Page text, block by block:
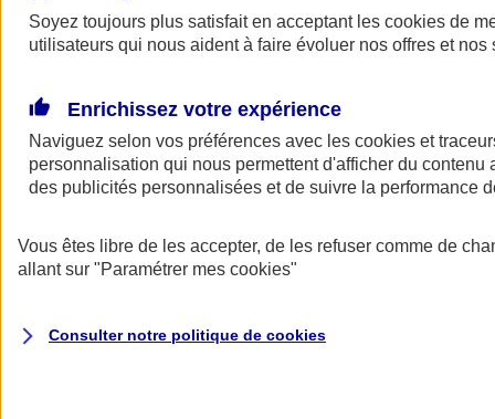
AXA Assurance
Soyez toujours plus satisfait en acceptant les cookies de
utilisateurs qui nous aident à faire évoluer nos offres et nos
Enrichissez votre expérience
Naviguez selon vos préférences avec les cookies et
personnalisation qui nous permettent d'afficher du contenu
des publicités personnalisées et de suivre la performance
Vous êtes libre de les accepter, de les refuser comme de
allant sur "Paramétrer mes cookies"
Consulter notre politique de cookies